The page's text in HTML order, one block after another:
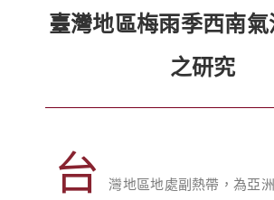
臺灣地區梅雨季西南
之研究
台
灣地區地處副熱帶，為亞